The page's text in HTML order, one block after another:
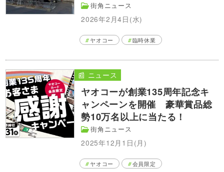
街角ニュース
2026年2月4日(水)
ヤオコー 臨時休業
ヤオコーが創業135周年記念キ
ャンペーンを開催 豪華賞品総
勢10万名以上に当たる！
街角ニュース
2025年12月1日(月)
📰 ニュース
ヤオコー
会員限定